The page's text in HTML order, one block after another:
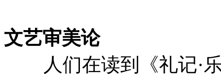
文艺审美论
人们在读到《礼记·乐